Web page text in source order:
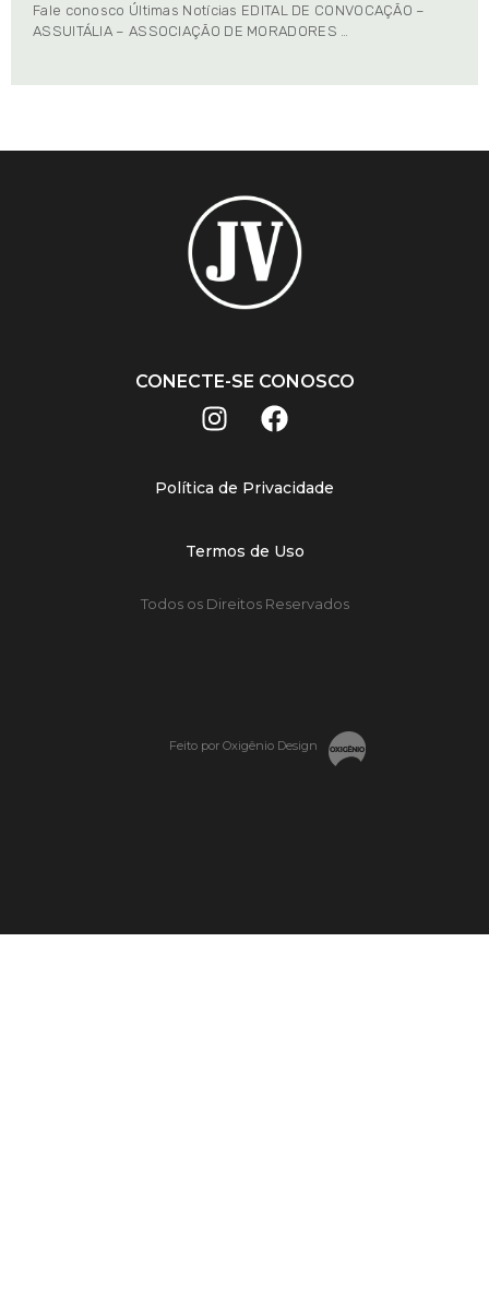
Fale conosco Últimas Notícias EDITAL DE CONVOCAÇÃO –
ASSUITÁLIA – ASSOCIAÇÃO DE MORADORES …
CONECTE-SE CONOSCO
Política de Privacidade
Termos de Uso
Todos os Direitos Reservados
Feito por Oxigênio Design